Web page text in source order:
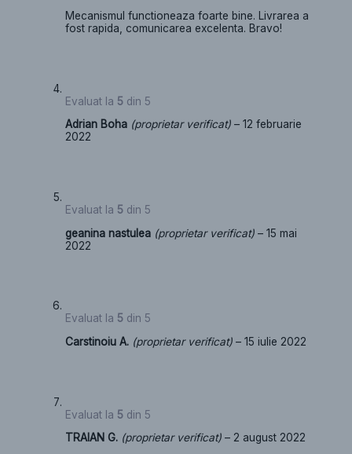
Mecanismul functioneaza foarte bine. Livrarea a
fost rapida, comunicarea excelenta. Bravo!
Evaluat la 5din 5
Adrian Boha (proprietar verificat) – 12 februarie
2022
Evaluat la 5din 5
geanina nastulea (proprietar verificat) – 15 mai
2022
Evaluat la 5din 5
Carstinoiu A. (proprietar verificat) – 15 iulie 2022
Evaluat la 5din 5
TRAIAN G. (proprietar verificat) – 2 august 2022